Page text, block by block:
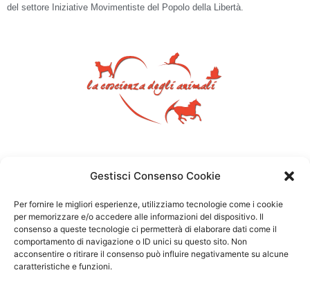
Gestisci Consenso Cookie
Per fornire le migliori esperienze, utilizziamo tecnologie come i cookie
per memorizzare e/o accedere alle informazioni del dispositivo. Il
consenso a queste tecnologie ci permetterà di elaborare dati come il
comportamento di navigazione o ID unici su questo sito. Non
acconsentire o ritirare il consenso può influire negativamente su alcune
caratteristiche e funzioni.
del settore Iniziative Movimentiste del Popolo della Libertà.